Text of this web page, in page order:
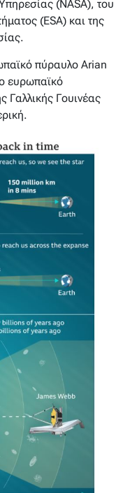
(NASA), του
(ESA) και της
πύραυλο Arian
ευρωπαϊκό
Γαλλικής Γουινέας